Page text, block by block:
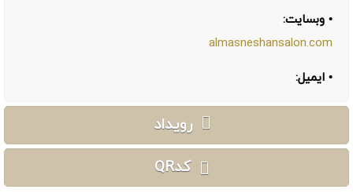
• وبسایت:
almasneshansalon.com
• ایمیل:
رویداد
کدQR